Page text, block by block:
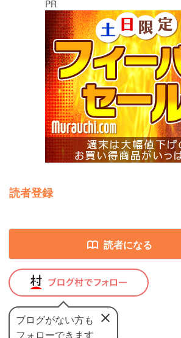
PR
読者登録
読者になる
ブログがない方も
フォローできます